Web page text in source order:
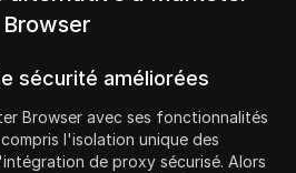
Browser
sécurité améliorées
Browser avec ses fonctionnalités
l'isolation unique des
de proxy sécurisé. Alors